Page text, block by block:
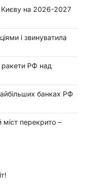
на 2026-2027
і звинуватила
ракети РФ над
банках РФ
перекрито –